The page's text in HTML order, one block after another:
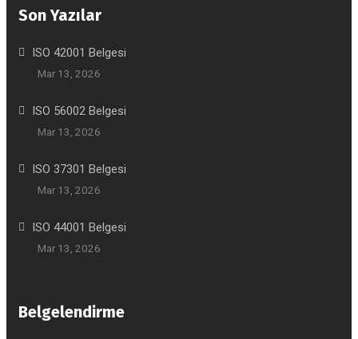
Son Yazılar
ISO 42001 Belgesi
Mar 13, 2026
ISO 56002 Belgesi
Mar 13, 2026
ISO 37301 Belgesi
Mar 13, 2026
ISO 44001 Belgesi
Mar 13, 2026
Belgelendirme